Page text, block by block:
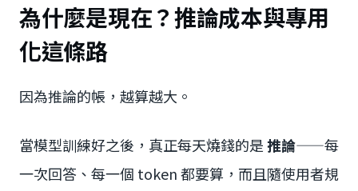
為什麼是現在？推論成本與專用
化這條路
因為推論的帳，越算越大。
當模型訓練好之後，真正每天燒錢的是推論——每
一次回答、每一個 token 都要算，而且隨使用者規